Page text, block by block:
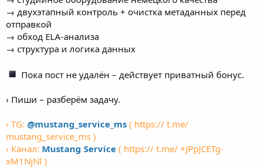
→ двухэтапный контроль + очистка метаданных перед
отправкой
→ обход ELA-анализа
→ структура и логика данных
Пока пост не удалён – действует приватный бонус.
› Пиши – разберём задачу.
› TG: @mustang_service_ms ( https:// t.me/
mustang_service_ms )
› Канал: Mustang Service ( https:// t.me/ +JPpJCETg-
xM1NjNl )